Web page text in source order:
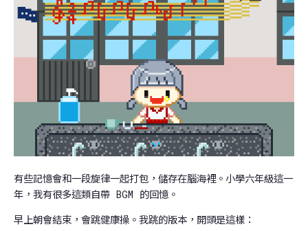
有些記憶會和一段旋律一起打包，儲存在腦海裡。小學六年級這一
年，我有很多這類自帶 BGM 的回憶。
早上朝會結束，會跳健康操。我跳的版本，開頭是這樣：